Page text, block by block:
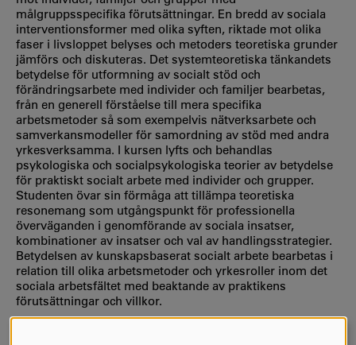
målgruppsspecifika förutsättningar. En bredd av sociala
interventionsformer med olika syften, riktade mot olika
faser i livsloppet belyses och metoders teoretiska grunder
jämförs och diskuteras. Det systemteoretiska tänkandets
betydelse för utformning av socialt stöd och
förändringsarbete med individer och familjer bearbetas,
från en generell förståelse till mera specifika
arbetsmetoder så som exempelvis nätverksarbete och
samverkansmodeller för samordning av stöd med andra
yrkesverksamma. I kursen lyfts och behandlas
psykologiska och socialpsykologiska teorier av betydelse
för praktiskt socialt arbete med individer och grupper.
Studenten övar sin förmåga att tillämpa teoretiska
resonemang som utgångspunkt för professionella
överväganden i genomförande av sociala insatser,
kombinationer av insatser och val av handlingsstrategier.
Betydelsen av kunskapsbaserat socialt arbete bearbetas i
relation till olika arbetsmetoder och yrkesroller inom det
sociala arbetsfältet med beaktande av praktikens
förutsättningar och villkor.